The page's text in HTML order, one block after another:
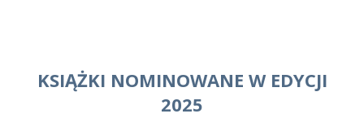
KSIĄŻKI NOMINOWANE W EDYCJI
2025